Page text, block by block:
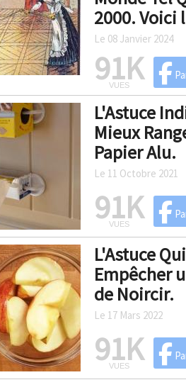
2000. Voici
Le 08 Janvier 2024
91K
VUES
L'Astuce
Mieux
Papier Alu.
Le 11 Octobre 2021
91K
VUES
L'Astuce
Empêcher
de Noircir.
Le 17 Mars 2022
91K
VUES